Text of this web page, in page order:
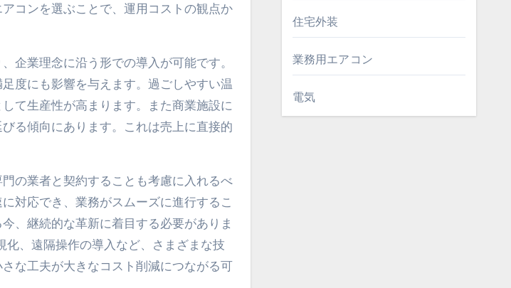
コンを選ぶことで、運用コストの観点か
企業理念に沿う形での導入が可能です。
度にも影響を与えます。過ごしやすい温
て生産性が高まります。また商業施設に
る傾向にあります。これは売上に直接的
の業者と契約することも考慮に入れるべ
対応でき、業務がスムーズに進行するこ
、継続的な革新に着目する必要がありま
、遠隔操作の導入など、さまざまな技
な工夫が大きなコスト削減につながる可
住宅外装
業務用エアコン
電気